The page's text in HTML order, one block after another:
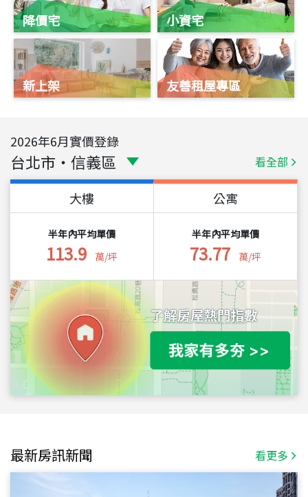
降價宅
新上架
小資宅
友善租屋專區
2026年6月實價登錄
台北市 ・ 信義區 看全部
大樓
半年內平均單價
113.9 萬/坪
公寓
半年內平均單價
73.77 萬/坪
最新房訊新聞 看更多